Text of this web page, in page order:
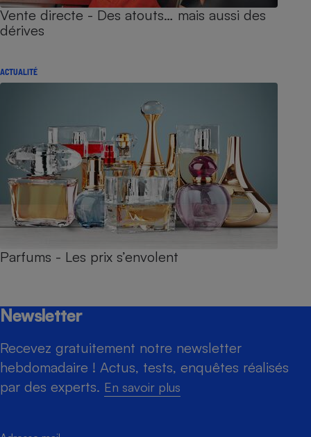
Vente directe - Des atouts… mais aussi des
dérives
ACTUALITÉ
Parfums - Les prix s’envolent
Newsletter
Recevez gratuitement notre newsletter
hebdomadaire ! Actus, tests, enquêtes réalisés
par des experts. En savoir plus